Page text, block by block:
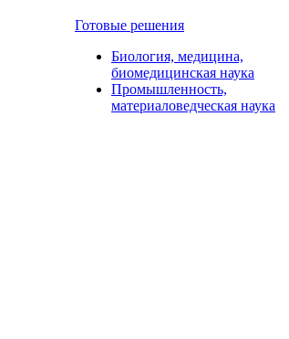
Готовые решения
Биология, медицина,
биомедицинская наука
Промышленность,
материаловедческая наука